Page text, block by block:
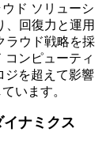
ド ソリューシ
、回復力と運用
ラウド戦略を採
コンピューティ
ジを超えて影響
います。
ナミクス